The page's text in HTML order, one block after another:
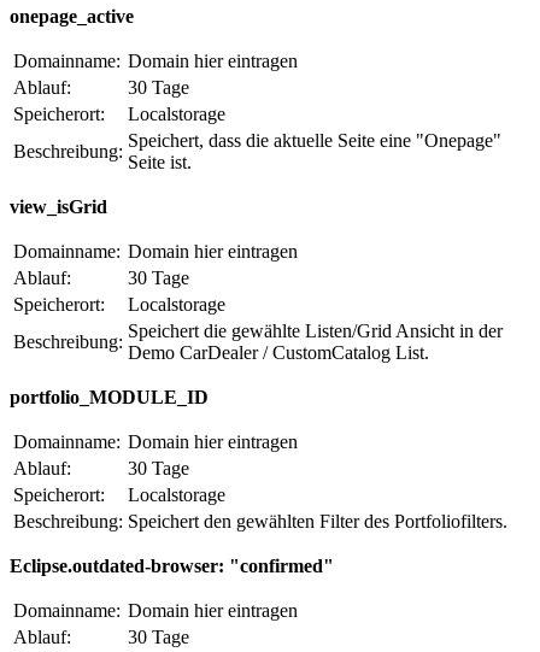
onepage_active
Domainname: Domain hier eintragen
Ablauf:
30 Tage
Speicherort:
Localstorage
Beschreibung:
Speichert, dass die aktuelle Seite eine "Onepage"
Seite ist.
view_isGrid
Domainname: Domain hier eintragen
Ablauf:
30 Tage
Speicherort:
Localstorage
Beschreibung:
Speichert die gewählte Listen/Grid Ansicht in der
Demo CarDealer / CustomCatalog List.
portfolio_MODULE_ID
Domainname: Domain hier eintragen
Ablauf:
30 Tage
Speicherort:
Localstorage
Beschreibung: Speichert den gewählten Filter des Portfoliofilters.
Eclipse.outdated-browser: "confirmed"
Domainname: Domain hier eintragen
Ablauf:
30 Tage